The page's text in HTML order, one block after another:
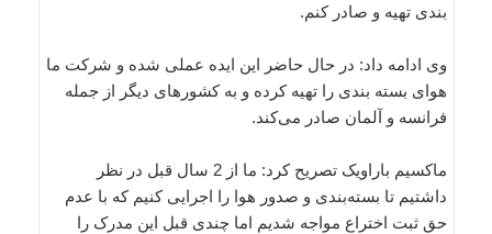
بندی تهیه و صادر کنم.
وی ادامه داد: در حال حاضر این ایده عملی شده و شرکت ما
هوای بسته بندی را تهیه کرده و به کشورهای دیگر از جمله
فرانسه و آلمان صادر می‌کند.
ماکسیم باراویک تصریح کرد: ما از 2 سال قبل در نظر
داشتیم تا بسته‌بندی و صدور هوا را اجرایی کنیم که با عدم
حق ثبت اختراع مواجه شدیم اما چندی قبل این مدرک را